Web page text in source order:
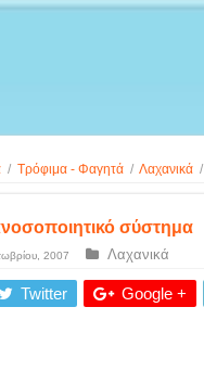
/ Τρόφιμα - Φαγητά / Λαχανικά /
σύστημα
2007 Λαχανικά
Twitter Google +